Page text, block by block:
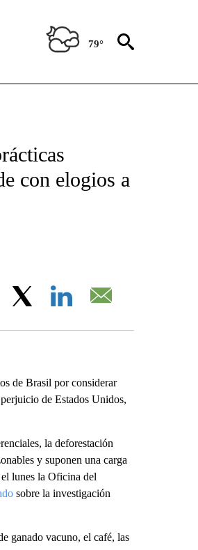
79°
ON "CNN - SPANISH".
con elogios a
Facebook
de Brasil por considerar
de Estados Unidos,
la deforestación
y suponen una carga
lunes la Oficina del
sobre la investigación
ganado vacuno, el café, las